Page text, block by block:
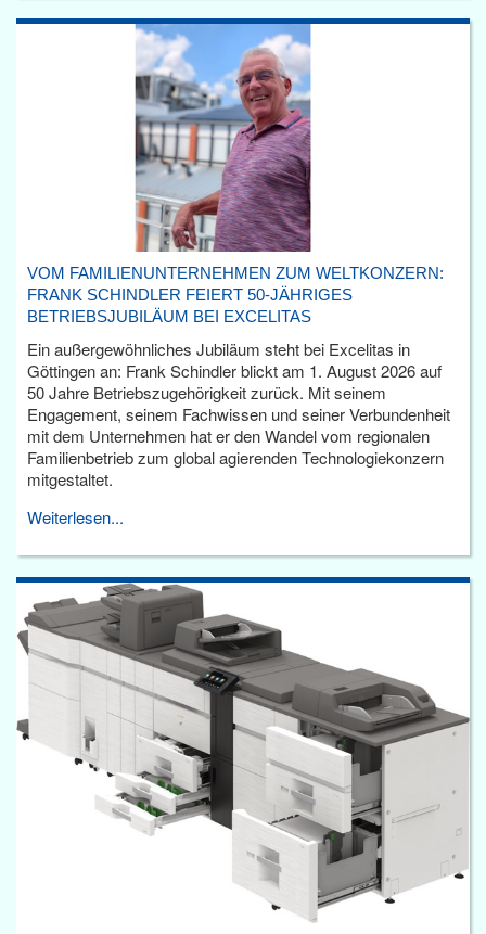
VOM FAMILIENUNTERNEHMEN ZUM WELTKONZERN:
FRANK SCHINDLER FEIERT 50-JÄHRIGES
BETRIEBSJUBILÄUM BEI EXCELITAS
Ein außergewöhnliches Jubiläum steht bei Excelitas in
Göttingen an: Frank Schindler blickt am 1. August 2026 auf
50 Jahre Betriebszugehörigkeit zurück. Mit seinem
Engagement, seinem Fachwissen und seiner Verbundenheit
mit dem Unternehmen hat er den Wandel vom regionalen
Familienbetrieb zum global agierenden Technologiekonzern
mitgestaltet.
Weiterlesen...